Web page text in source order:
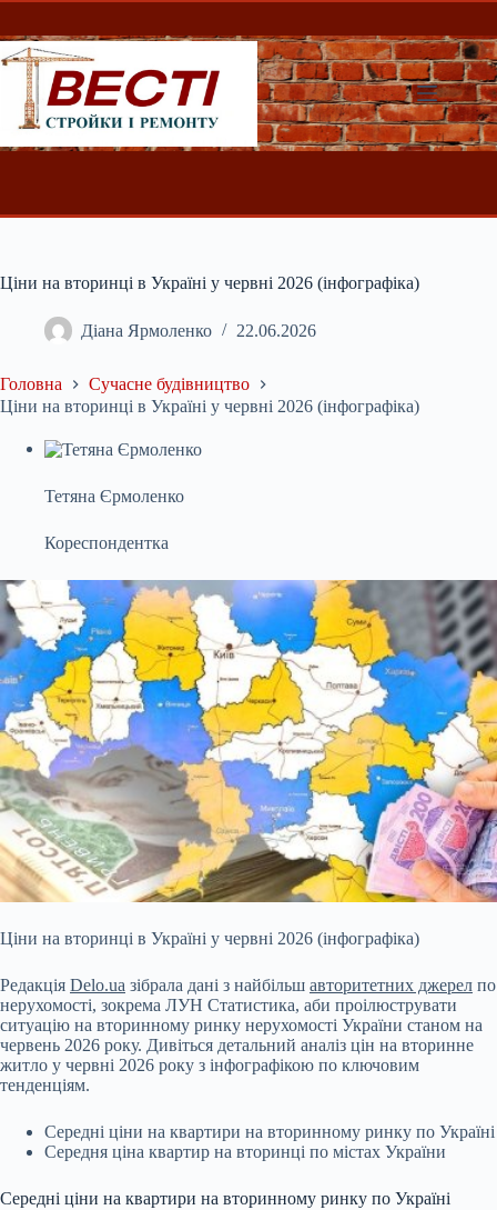
Перейти
вмісту
Ціни на вторинці в Україні у червні 2026 (інфографіка)
Діана Ярмоленко 22.06.2026
Головна
Сучасне будівництво
Ціни на вторинці в Україні у червні 2026 (інфографіка)
Тетяна Єрмоленко
Кореспондентка
Ціни на вторинці в Україні у червні 2026 (інфографіка)
Редакція Delo.ua зібрала дані з найбільш авторитетних джерел по
нерухомості, зокрема ЛУН Статистика, аби проілюструвати
ситуацію на вторинному ринку нерухомості України станом на
червень 2026 року. Дивіться детальний аналіз цін на вторинне
житло у червні 2026 року з інфографікою по ключовим
тенденціям.
Середні ціни на квартири на вторинному ринку по Україні
Середня ціна квартир на вторинці по містах України
Середні ціни на квартири на вторинному ринку по Україні